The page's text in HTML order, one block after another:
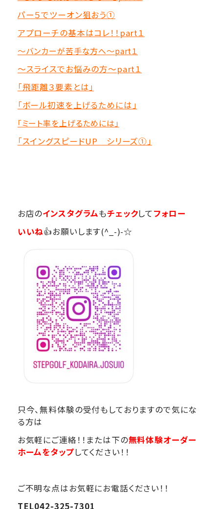
パー５でツーオン狙おう①
アプローチの基本はコレ！！part１
～バンカーが苦手な方へ～part１
～スライスでお悩みの方～part１
「飛距離３要素とは」
「ボール初速を上げるためには」
「ミート率を上げるためには」
「スイングスピードUP シリーズ①」
お店のインスタグラムもチェックしてフォロー
いいね👍お願いします(^_-)-☆
只今、無料体験の受付もしておりますので気にな
る方は
お気軽にご連絡！！または下の無料体験オーダー
ホームをタップしてください！！
ご不明な点はお気軽にお電話ください！！
TEL042-325-7301